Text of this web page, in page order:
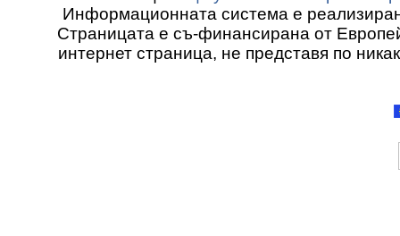
Информационната система е
Страницата е съ-финансирана от
интернет страница, не представя по